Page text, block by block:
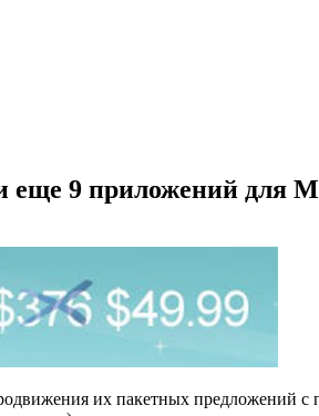
9 приложений для
их пакетных предложений